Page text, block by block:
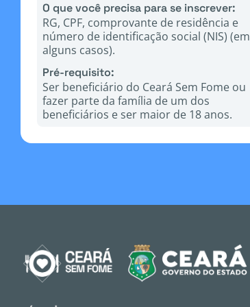
O que você precisa para se inscrever:
RG, CPF, comprovante de residência e
número de identificação social (NIS) (em
alguns casos).
Pré-requisito:
Ser beneficiário do Ceará Sem Fome ou
fazer parte da família de um dos
beneficiários e ser maior de 18 anos.